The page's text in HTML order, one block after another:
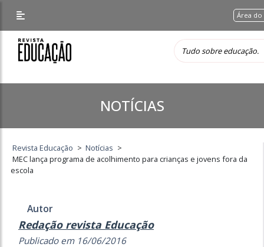
Área
NOTÍCIAS
Revista Educação > Notícias >
MEC lança programa de acolhimento para crianças e jovens fora da
escola
Autor
Redação revista Educação
Publicado em 16/06/2016